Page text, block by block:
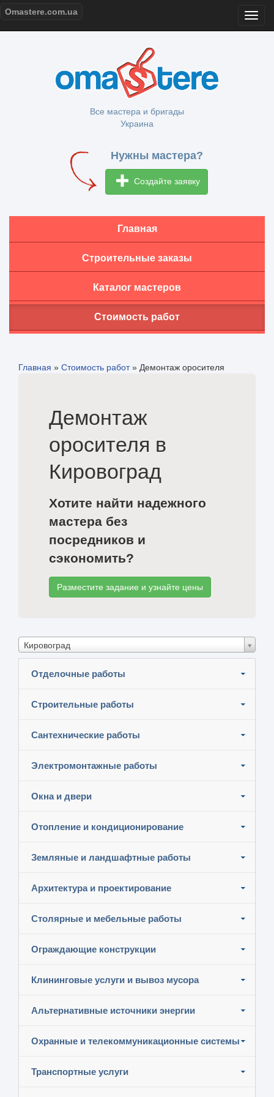
Omastere.com.ua
Все мастера и бригады
Украина
Нужны мастера?
Создайте заявку
Главная
Строительные заказы
Каталог мастеров
Стоимость работ
Главная » Стоимость работ» Демонтаж оросителя
Демонтаж
оросителя в
Кировоград
Хотите найти надежного
мастера без
посредников и
сэкономить?
Разместите задание и узнайте цены
Кировоград
Отделочные работы
Строительные работы
Сантехнические работы
Электромонтажные работы
Окна и двери
Отопление и кондиционирование
Земляные и ландшафтные работы
Архитектура и проектирование
Столярные и мебельные работы
Ограждающие конструкции
Клининговые услуги и вывоз мусора
Альтернативные источники энергии
Охранные и телекоммуникационные системы
Транспортные услуги